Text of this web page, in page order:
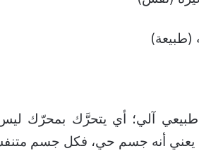
آلي؛ أي يتحرَّك بمحرّك ليس
يعني أنه جسم حي، فكل جسم